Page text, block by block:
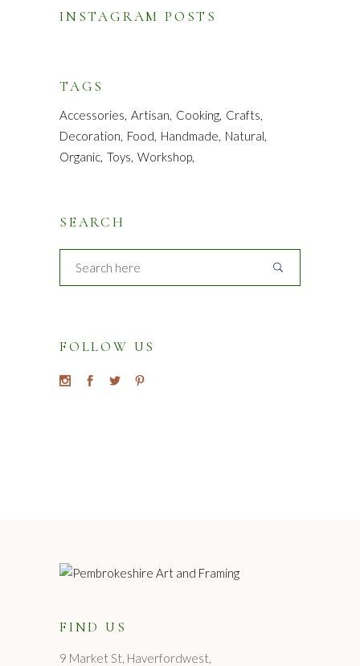
INSTAGRAM POSTS
TAGS
Accessories Artisan Cooking Crafts
Decoration Food Handmade Natural
Organic Toys Workshop
SEARCH
FOLLOW US
FIND US
9 Market St, Haverfordwest,